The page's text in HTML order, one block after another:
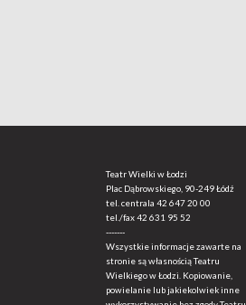
Teatr Wielki w Łodzi
Plac Dąbrowskiego, 90-249 Łódź
tel. centrala 42 647 20 00
tel./fax42 631 95 52
-------
Wszystkie informacje zawarte na
stronie są własnością Teatru
Wielkiego w Łodzi. Kopiowanie,
powielanie lub jakiekolwiek inne